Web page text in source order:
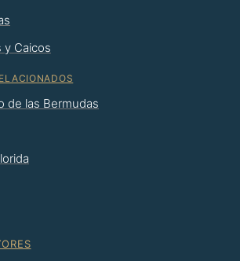
y Caicos
de las Bermudas